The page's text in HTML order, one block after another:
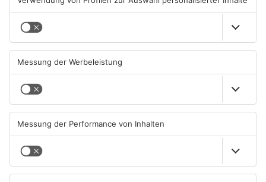
Neue Baugrundstücke für
junge Familien in
Heimbuchenthal?
Pflaumheim